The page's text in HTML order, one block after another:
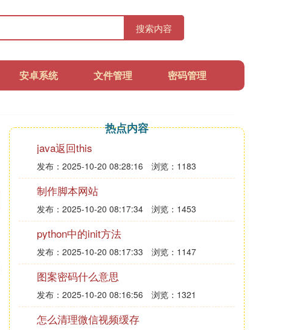
搜索内容
安卓系统 文件管理 密码管理
热点内容
java返回this
发布：2025-10-20 08:28:16 浏览：1183
制作脚本网站
发布：2025-10-20 08:17:34 浏览：1453
python中的init方法
发布：2025-10-20 08:17:33 浏览：1147
图案密码什么意思
发布：2025-10-20 08:16:56 浏览：1321
怎么清理微信视频缓存